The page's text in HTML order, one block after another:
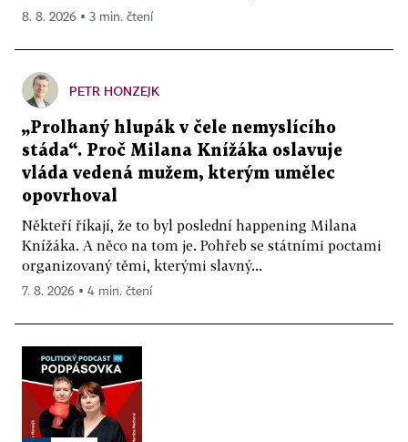
8. 8. 2026 ▪ 3 min. čtení
PETR HONZEJK
„Prolhaný hlupák v čele nemyslícího
stáda“. Proč Milana Knížáka oslavuje
vláda vedená mužem, kterým umělec
opovrhoval
Někteří říkají, že to byl poslední happening Milana
Knížáka. A něco na tom je. Pohřeb se státními poctami
organizovaný těmi, kterými slavný...
7. 8. 2026 ▪ 4 min. čtení